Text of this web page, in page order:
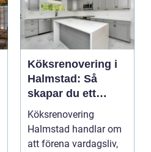
Köksrenovering i
Halmstad: Så
skapar du ett
funktionellt och
trivsamt kök
Köksrenovering
Halmstad handlar om
att förena vardagsliv,